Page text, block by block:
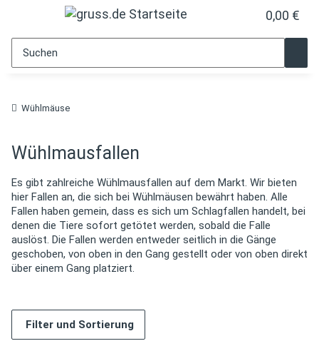
0,00 €
Wühlmäuse
Wühlmausfallen
Es gibt zahlreiche Wühlmausfallen auf dem Markt. Wir bieten
hier Fallen an, die sich bei Wühlmäusen bewährt haben. Alle
Fallen haben gemein, dass es sich um Schlagfallen handelt, bei
denen die Tiere sofort getötet werden, sobald die Falle
auslöst. Die Fallen werden entweder seitlich in die Gänge
geschoben, von oben in den Gang gestellt oder von oben direkt
über einem Gang platziert.
Filter und Sortierung